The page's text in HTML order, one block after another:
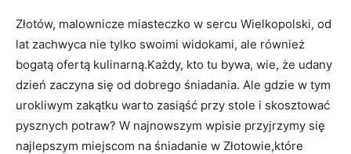
Złotów, malownicze miasteczko w sercu Wielkopolski, od
lat zachwyca nie tylko swoimi widokami, ale również
bogatą ofertą kulinarną.Każdy, kto tu bywa, wie, że udany
dzień zaczyna się od dobrego śniadania. Ale gdzie w tym
urokliwym zakątku warto zasiąść przy stole i skosztować
pysznych potraw? W najnowszym wpisie przyjrzymy się
najlepszym miejscom na śniadanie w Złotowie,które